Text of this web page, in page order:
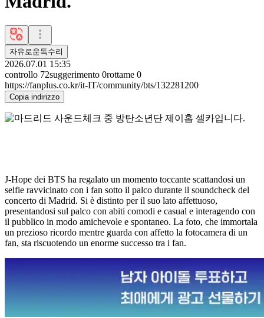
자유로운독수리
2026.07.01 15:35
controllo 72suggerimento 0rottame 0
https://fanplus.co.kr/it-IT/community/bts/132281200
Copia indirizzo
J-Hope dei BTS ha regalato un momento toccante scattandosi un
selfie ravvicinato con i fan sotto il palco durante il soundcheck del
concerto di Madrid. Si è distinto per il suo lato affettuoso,
presentandosi sul palco con abiti comodi e casual e interagendo con
il pubblico in modo amichevole e spontaneo. La foto, che immortala
un prezioso ricordo mentre guarda con affetto la fotocamera di un
fan, sta riscuotendo un enorme successo tra i fan.